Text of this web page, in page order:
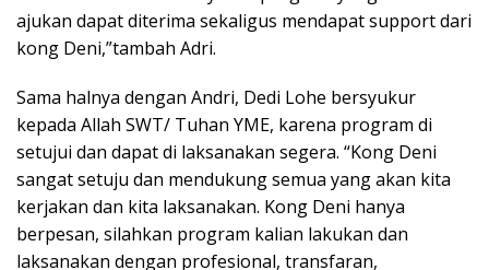
ajukan dapat diterima sekaligus mendapat support dari
kong Deni,”tambah Adri.
Sama halnya dengan Andri, Dedi Lohe bersyukur
kepada Allah SWT/ Tuhan YME, karena program di
setujui dan dapat di laksanakan segera. “Kong Deni
sangat setuju dan mendukung semua yang akan kita
kerjakan dan kita laksanakan. Kong Deni hanya
berpesan, silahkan program kalian lakukan dan
laksanakan dengan profesional, transfaran,